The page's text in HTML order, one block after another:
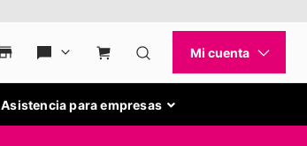
Asistencia para empresas